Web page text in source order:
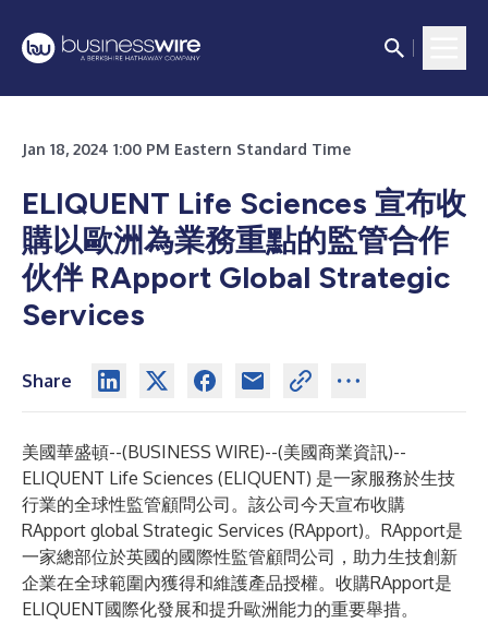
Jan 18, 2024 1:00 PM Eastern Standard Time
ELIQUENT Life Sciences 宣布收
購以歐洲為業務重點的監管合作
伙伴 RApport Global Strategic
Services
Share
美國華盛頓--(BUSINESS WIRE)--(美國商業資訊)--
ELIQUENT Life Sciences (ELIQUENT) 是一家服務於生技
行業的全球性監管顧問公司。該公司今天宣布收購
RApport global Strategic Services (RApport)。RApport是
一家總部位於英國的國際性監管顧問公司，助力生技創新
企業在全球範圍內獲得和維護產品授權。收購RApport是
ELIQUENT國際化發展和提升歐洲能力的重要舉措。